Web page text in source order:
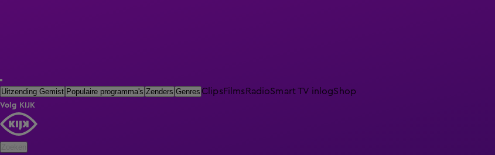
Uitzending Gemist Populaire programma's Zenders Genres ClipsFilmsRadioSmart TV inlogShop
Volg KIJK